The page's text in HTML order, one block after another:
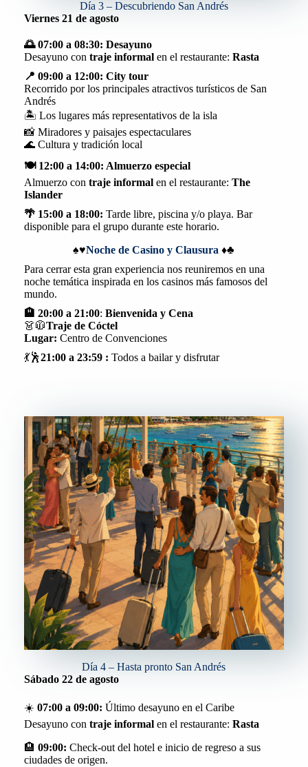
Día 3 – Descubriendo San Andrés
Viernes 21 de agosto
🌅 07:00 a 08:30: Desayuno
Desayuno con traje informalen el restaurante: Rasta
📍 09:00 a 12:00: City tour
Recorrido por los principales atractivos turísticos de San
Andrés
🏝️ Los lugares más representativos de la isla
📸 Miradores y paisajes espectaculares
🌊 Cultura y tradición local
🍽️ 12:00 a 14:00: Almuerzo especial
Almuerzo con traje informalen el restaurante: The
Islander
🌴 15:00 a 18:00: Tarde libre, piscina y/o playa. Bar
disponible para el grupo durante este horario.
♠️♥️Noche de Casino y Clausura ♦️♣️
Para cerrar esta gran experiencia nos reuniremos en una
noche temática inspirada en los casinos más famosos del
mundo.
🏨 20:00 a 21:00: Bienvenida y Cena
👗🧥Traje de Cóctel
Lugar: Centro de Convenciones
💃🕺21:00 a 23:59 : Todos a bailar y disfrutar
Día 4 – Hasta pronto San Andrés
Sábado 22 de agosto
☀️ 07:00 a 09:00: Último desayuno en el Caribe
Desayuno con traje informalen el restaurante: Rasta
🏨 09:00: Check-out del hotel e inicio de regreso a sus
ciudades de origen.